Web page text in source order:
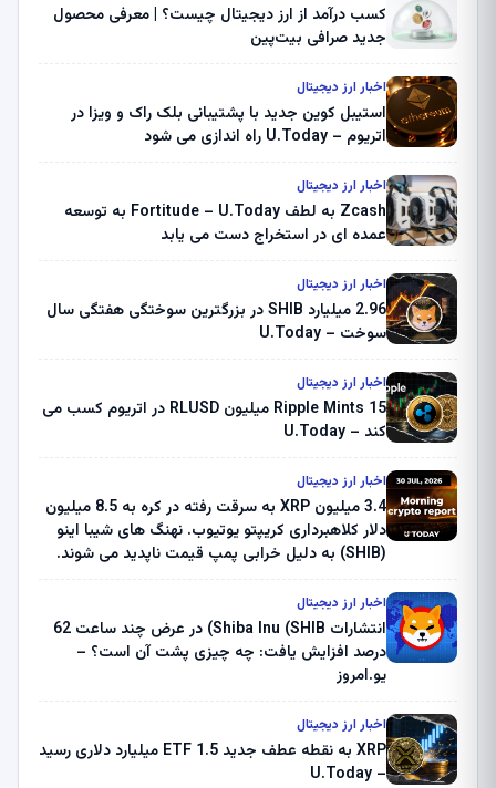
کسب درآمد از ارز دیجیتال چیست؟ | معرفی محصول
جدید صرافی بیت‌پین
اخبار ارز دیجیتال
استیبل کوین جدید با پشتیبانی بلک راک و ویزا در
اتریوم – U.Today راه اندازی می شود
اخبار ارز دیجیتال
Zcash به لطف Fortitude – U.Today به توسعه
عمده ای در استخراج دست می یابد
اخبار ارز دیجیتال
2.96 میلیارد SHIB در بزرگترین سوختگی هفتگی سال
سوخت – U.Today
اخبار ارز دیجیتال
Ripple Mints 15 میلیون RLUSD در اتریوم کسب می
کند – U.Today
اخبار ارز دیجیتال
3.4 میلیون XRP به سرقت رفته در کره به 8.5 میلیون
دلار کلاهبرداری کریپتو یوتیوب. نهنگ های شیبا اینو
(SHIB) به دلیل خرابی پمپ قیمت ناپدید می شوند.
ثبت کرد – گزارش کریپتو صبح – U.Today
اخبار ارز دیجیتال
انتشارات Shiba Inu (SHIB) در عرض چند ساعت 62
درصد افزایش یافت: چه چیزی پشت آن است؟ –
یو.امروز
اخبار ارز دیجیتال
XRP به نقطه عطف جدید ETF 1.5 میلیارد دلاری رسید
– U.Today